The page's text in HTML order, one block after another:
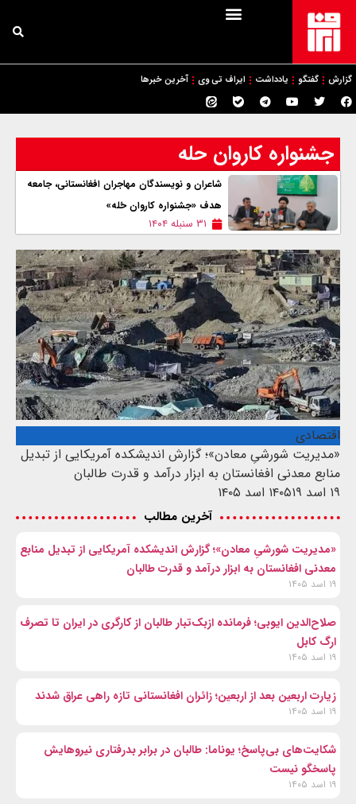
گزارش گفتگو یادداشت ایراف تی وی آخرین خبرها
جشنواره کاروان حله
شاعران و نویسندگان مهاجران افغانستانی، جامعه
هدف «جشنواره کاروان حُله»
۳۱ سنبله ۱۴۰۴
اقتصادی
«مدیریت شورشیِ معادن»؛ گزارش اندیشکده آمریکایی از تبدیل
منابع معدنی افغانستان به ابزار درآمد و قدرت طالبان
۱۹ اسد ۱۴۰۵
۱۹ اسد ۱۴۰۵
آخرین مطالب
«مدیریت شورشیِ معادن»؛ گزارش اندیشکده آمریکایی از تبدیل منابع
معدنی افغانستان به ابزار درآمد و قدرت طالبان
۱۹ اسد ۱۴۰۵
صلاح‌الدین ایوبی؛ فرمانده ازبک‌تبار طالبان از کارگری در ایران تا تصرف
ارگ کابل
۱۹ اسد ۱۴۰۵
زیارت اربعین بعد از اربعین؛ زائران افغانستانی تازه راهی عراق شدند
۱۹ اسد ۱۴۰۵
شکایت‌های بی‌پاسخ؛ یوناما: طالبان در برابر بدرفتاری نیروهایش
پاسخگو نیست
۱۹ اسد ۱۴۰۵